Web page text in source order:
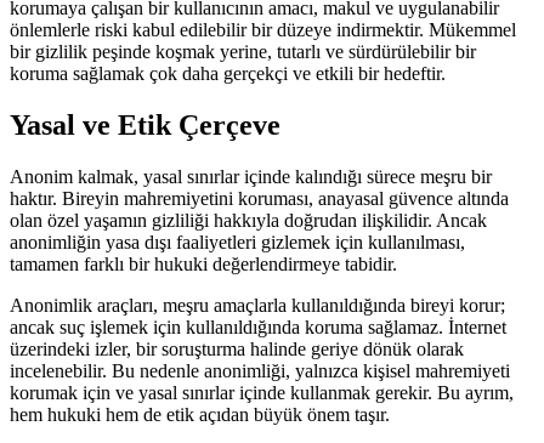
korumaya çalışan bir kullanıcının amacı, makul ve uygulanabilir
önlemlerle riski kabul edilebilir bir düzeye indirmektir. Mükemmel
bir gizlilik peşinde koşmak yerine, tutarlı ve sürdürülebilir bir
koruma sağlamak çok daha gerçekçi ve etkili bir hedeftir.
Yasal ve Etik Çerçeve
Anonim kalmak, yasal sınırlar içinde kalındığı sürece meşru bir
haktır. Bireyin mahremiyetini koruması, anayasal güvence altında
olan özel yaşamın gizliliği hakkıyla doğrudan ilişkilidir. Ancak
anonimliğin yasa dışı faaliyetleri gizlemek için kullanılması,
tamamen farklı bir hukuki değerlendirmeye tabidir.
Anonimlik araçları, meşru amaçlarla kullanıldığında bireyi korur;
ancak suç işlemek için kullanıldığında koruma sağlamaz. İnternet
üzerindeki izler, bir soruşturma halinde geriye dönük olarak
incelenebilir. Bu nedenle anonimliği, yalnızca kişisel mahremiyeti
korumak için ve yasal sınırlar içinde kullanmak gerekir. Bu ayrım,
hem hukuki hem de etik açıdan büyük önem taşır.